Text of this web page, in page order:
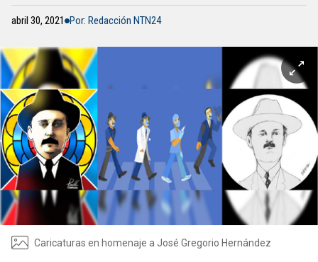
abril 30, 2021 Por: Redacción NTN24
Caricaturas en homenaje a José Gregorio Hernández